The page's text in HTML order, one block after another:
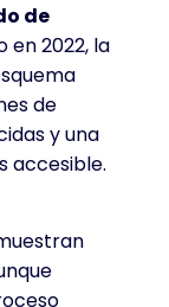
de
en 2022, la
de
y una
accesible.